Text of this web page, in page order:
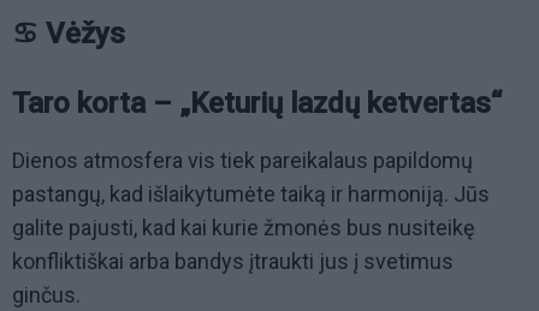
♋ Vėžys
Taro korta – „Keturių lazdų ketvertas“
Dienos atmosfera vis tiek pareikalaus papildomų
pastangų, kad išlaikytumėte taiką ir harmoniją. Jūs
galite pajusti, kad kai kurie žmonės bus nusiteikę
konfliktiškai arba bandys įtraukti jus į svetimus
ginčus.